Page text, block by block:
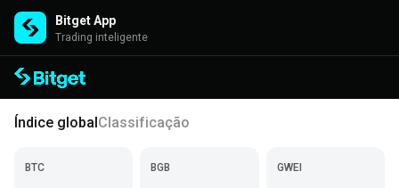
Bitget App
Trading inteligente
Índice globalClassificação
BTC BGB GWEI